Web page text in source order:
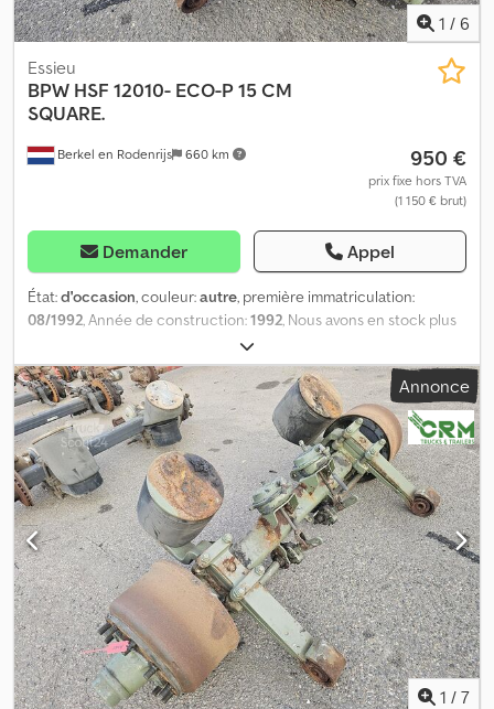
1 / 6
Berkel en Rodenrijs 660 km
Essieu
BPW HSF 12010- ECO-P 15 CM
SQUARE.
950 €
prix fixe hors TVA
(1 150 € brut)
Demander Appel
État:d'occasion, couleur:autre, première immatriculation:
08/1992, Année de construction:1992, Nous avons en stock plus
de 100 essieux. Dsdpfx Ajzrr Twehyokr N’hésitez pas à nous
contacter si vous ne trouvez pas ce que vous cherchez. = Pour
plus d’informations = Numéro de série : HSF 12010 ECO-PAnnonce
1 / 7